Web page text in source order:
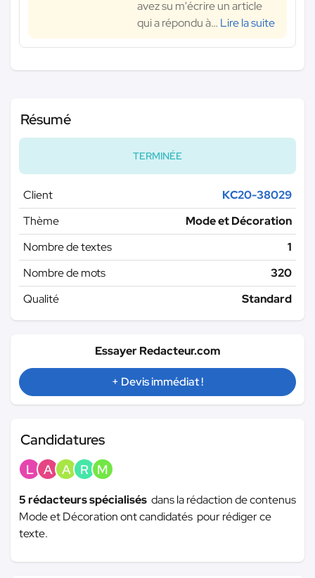
avez su m'écrire un article
qui a répondu à… Lire la suite
Résumé
TERMINÉE
Client
KC20-38029
Thème
Mode et Décoration
Nombre de textes
1
Nombre de mots
320
Qualité
Standard
Essayer Redacteur.com
+ Devis immédiat !
Candidatures
L A A R M
5 rédacteurs spécialisés dans la rédaction de contenus
Mode et Décoration ont candidatés pour rédiger ce
texte.